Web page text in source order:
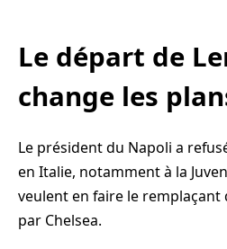
Le départ de
change les
Le président du Napoli a
en Italie, notamment à la
veulent en faire le remplaçant
par Chelsea.